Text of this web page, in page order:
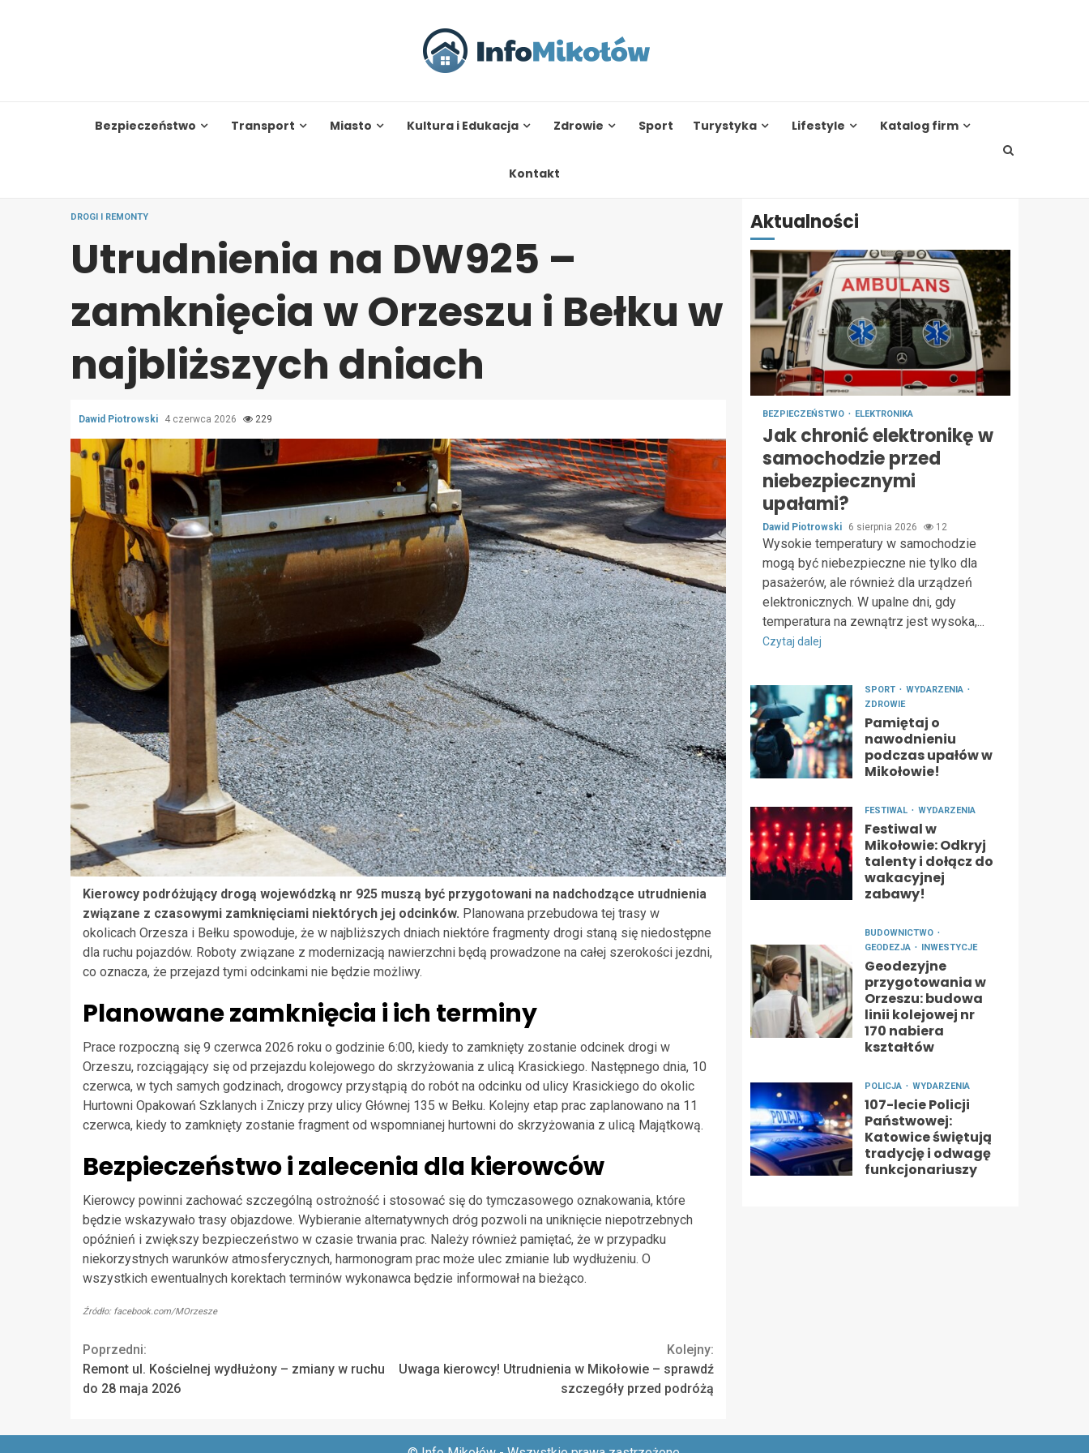
Bezpieczeństwo Transport Miasto Kultura i Edukacja Zdrowie Sport Turystyka Lifestyle Katalog firm
Kontakt
DROGI I REMONTY
Utrudnienia na DW925 –
zamknięcia w Orzeszu i Bełku w
najbliższych dniach
Dawid Piotrowski 4 czerwca 2026 229
Kierowcy podróżujący drogą wojewódzką nr 925 muszą być przygotowani na nadchodzące utrudnienia
związane z czasowymi zamknięciami niektórych jej odcinków. Planowana przebudowa tej trasy w
okolicach Orzesza i Bełku spowoduje, że w najbliższych dniach niektóre fragmenty drogi staną się niedostępne
dla ruchu pojazdów. Roboty związane z modernizacją nawierzchni będą prowadzone na całej szerokości jezdni,
co oznacza, że przejazd tymi odcinkami nie będzie możliwy.
Planowane zamknięcia i ich terminy
Prace rozpoczną się 9 czerwca 2026 roku o godzinie 6:00, kiedy to zamknięty zostanie odcinek drogi w
Orzeszu, rozciągający się od przejazdu kolejowego do skrzyżowania z ulicą Krasickiego. Następnego dnia, 10
czerwca, w tych samych godzinach, drogowcy przystąpią do robót na odcinku od ulicy Krasickiego do okolic
Hurtowni Opakowań Szklanych i Zniczy przy ulicy Głównej 135 w Bełku. Kolejny etap prac zaplanowano na 11
czerwca, kiedy to zamknięty zostanie fragment od wspomnianej hurtowni do skrzyżowania z ulicą Majątkową.
Bezpieczeństwo i zalecenia dla kierowców
Kierowcy powinni zachować szczególną ostrożność i stosować się do tymczasowego oznakowania, które
będzie wskazywało trasy objazdowe. Wybieranie alternatywnych dróg pozwoli na uniknięcie niepotrzebnych
opóźnień i zwiększy bezpieczeństwo w czasie trwania prac. Należy również pamiętać, że w przypadku
niekorzystnych warunków atmosferycznych, harmonogram prac może ulec zmianie lub wydłużeniu. O
wszystkich ewentualnych korektach terminów wykonawca będzie informował na bieżąco.
Źródło: facebook.com/MOrzesze
Continue
Reading
Poprzedni:
Remont ul. Kościelnej wydłużony – zmiany w ruchu
do 28 maja 2026
Kolejny:
Uwaga kierowcy! Utrudnienia w Mikołowie – sprawdź
szczegóły przed podróżą
Aktualności
BEZPIECZEŃSTWO ELEKTRONIKA
Jak chronić elektronikę w
samochodzie przed
niebezpiecznymi
upałami?
Dawid Piotrowski 6 sierpnia 2026 12
Wysokie temperatury w samochodzie
mogą być niebezpieczne nie tylko dla
pasażerów, ale również dla urządzeń
elektronicznych. W upalne dni, gdy
temperatura na zewnątrz jest wysoka,...
Czytaj dalej
SPORT
WYDARZENIA
ZDROWIE
Pamiętaj o
nawodnieniu
podczas upałów w
Mikołowie!
FESTIWAL WYDARZENIA
Festiwal w
Mikołowie: Odkryj
talenty i dołącz do
wakacyjnej
zabawy!
BUDOWNICTWO
GEODEZJA
INWESTYCJE
Geodezyjne
przygotowania w
Orzeszu: budowa
linii kolejowej nr
170 nabiera
kształtów
POLICJA WYDARZENIA
107-lecie Policji
Państwowej:
Katowice świętują
tradycję i odwagę
funkcjonariuszy